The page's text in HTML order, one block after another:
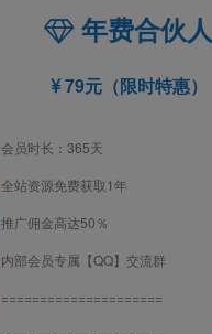
年费合伙人
79元（限时特惠）
会员时长：365天
全站资源免费获取1年
推广佣金高达50％
内部会员专属【QQ】交流群
=====================